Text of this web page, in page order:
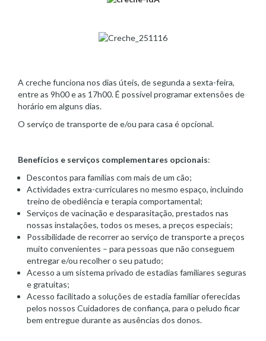
A creche funciona nos dias úteis, de segunda a sexta-feira,
entre as 9h00 e as 17h00. É possível programar extensões de
horário em alguns dias.
O serviço de transporte de e/ou para casa é opcional.
Benefícios e serviços complementares opcionais:
Descontos para famílias com mais de um cão;
Actividades extra-curriculares no mesmo espaço, incluindo
treino de obediência e terapia comportamental;
Serviços de vacinação e desparasitação, prestados nas
nossas instalações, todos os meses, a preços especiais;
Possibilidade de recorrer ao serviço de transporte a preços
muito convenientes – para pessoas que não conseguem
entregar e/ou recolher o seu patudo;
Acesso a um sistema privado de estadias familiares seguras
e gratuitas;
Acesso facilitado a soluções de estadia familiar oferecidas
pelos nossos Cuidadores de confiança, para o peludo ficar
bem entregue durante as ausências dos donos.